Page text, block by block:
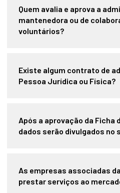
Quem avalia e aprova a
mantenedora ou de
voluntários?
Existe algum contrato de
Pessoa Jurídica ou Física?
Após a aprovação da Ficha
dados serão divulgados no
As empresas associadas
prestar serviços ao